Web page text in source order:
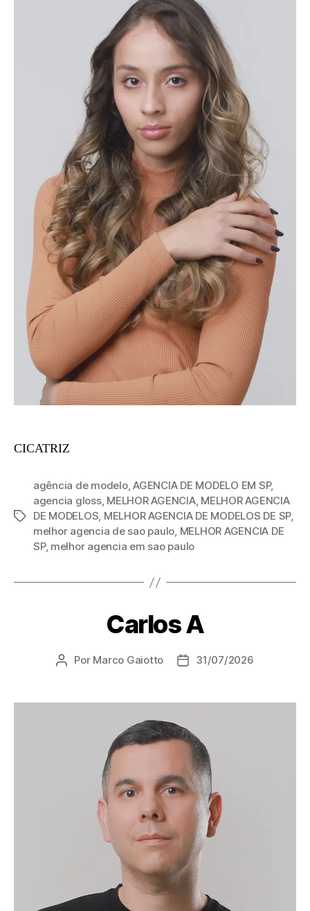
CICATRIZ
agência de modelo,AGENCIA DE MODELO EM SP,
agencia gloss, MELHOR AGENCIA, MELHOR AGENCIA
DE MODELOS, MELHOR AGENCIA DE MODELOS DE SP,
melhor agencia de sao paulo, MELHOR AGENCIA DE
SP, melhor agencia em sao paulo
Carlos A
Por Marco Gaiotto 31/07/2026